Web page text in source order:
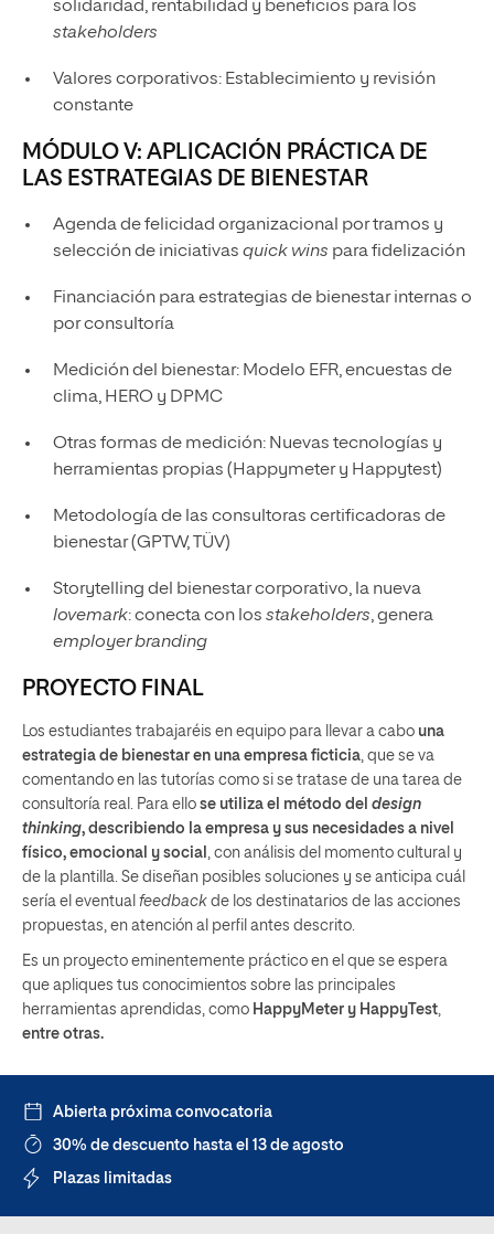
solidaridad, rentabilidad y beneficios para los
stakeholders
Valores corporativos: Establecimiento y revisión
constante
MÓDULO V: APLICACIÓN PRÁCTICA DE
LAS ESTRATEGIAS DE BIENESTAR
Agenda de felicidad organizacional por tramos y
selección de iniciativas quick wins para fidelización
Financiación para estrategias de bienestar internas o
por consultoría
Medición del bienestar: Modelo EFR, encuestas de
clima, HERO y DPMC
Otras formas de medición: Nuevas tecnologías y
herramientas propias (Happymeter y Happytest)
Metodología de las consultoras certificadoras de
bienestar (GPTW, TÜV)
Storytelling del bienestar corporativo, la nueva
lovemark: conecta con los stakeholders, genera
employer branding
PROYECTO FINAL
Los estudiantes trabajaréis en equipo para llevar a cabo una
estrategia de bienestar en una empresa ficticia, que se va
comentando en las tutorías como si se tratase de una tarea de
consultoría real. Para ello se utiliza el método del design
thinking, describiendo la empresa y sus necesidades a nivel
físico, emocional y social , con análisis del momento cultural y
de la plantilla. Se diseñan posibles soluciones y se anticipa cuál
sería el eventual feedback de los destinatarios de las acciones
propuestas, en atención al perfil antes descrito.
Es un proyecto eminentemente práctico en el que se espera
que apliques tus conocimientos sobre las principales
herramientas aprendidas, como HappyMeter y HappyTest,
entre otras.
Abierta próxima convocatoria
30% de descuento hasta el 13 de agosto
Plazas limitadas